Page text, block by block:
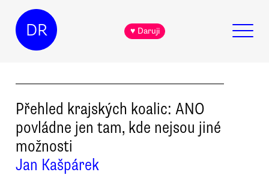
DR ♥ Daruji
Přehled krajských koalic: ANO
povládne jen tam, kde nejsou jiné
možnosti
Jan Kašpárek